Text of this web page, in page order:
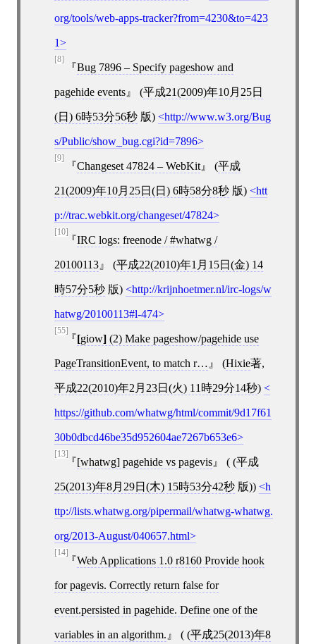
org/tools/web-apps-tracker?from=4230&to=423
1
[8]
Bug 7896 – Specify pageshow and
pagehide events (平成21(2009)年10月25日
(日) 6時53分56秒版) http://www.w3.org/Bug
s/Public/show_bug.cgi?id=7896
[9]
Changeset 47824 – WebKit (平成
21(2009)年10月25日(日) 6時58分8秒版) htt
p://trac.webkit.org/changeset/47824
[10]
IRC logs: freenode / #whatwg /
20100113 (平成22(2010)年1月15日(金) 14
時57分5秒版) http://krijnhoetmer.nl/irc-logs/w
hatwg/20100113#l-474
[55]
[giow](2) Make pageshow/pagehide use
PageTransitionEvent, to match r… (Hixie著,
平成22(2010)年2月23日(火) 11時29分14秒)
https://github.com/whatwg/html/commit/9d17f61
30b0dbcd46be35d952604ae7267b653e6
[13]
[whatwg]pagehide vs pagevis ( (平成
25(2013)年8月29日(木) 15時53分42秒版)) h
ttp://lists.whatwg.org/pipermail/whatwg-whatwg.
org/2013-August/040657.html
[14]
Web Applications 1.0 r8160 Provide hook
for pagevis. Correctly return false for
event.persisted in pagehide. Define one of the
variables in an algorithm. ( (平成25(2013)年8